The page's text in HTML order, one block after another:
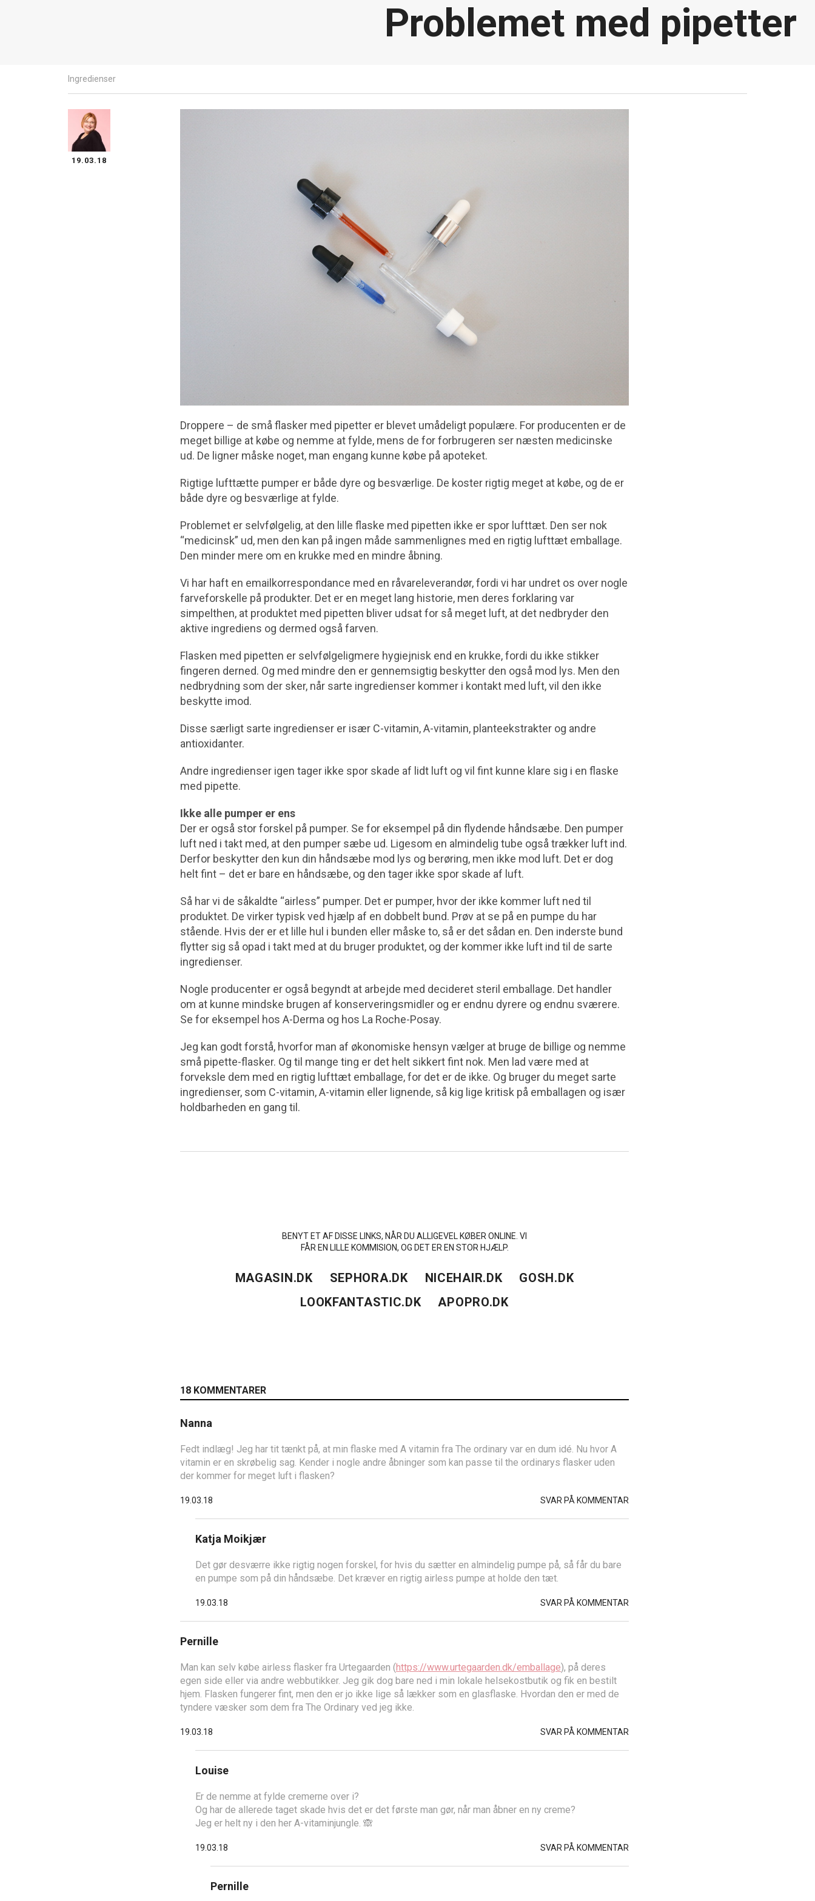
Problemet med pipetter
Ingredienser
19.03.18
Droppere – de små flasker med pipetter er blevet umådeligt populære. For producenten er de
meget billige at købe og nemme at fylde, mens de for forbrugeren ser næsten medicinske
ud. De ligner måske noget, man engang kunne købe på apoteket.
Rigtige lufttætte pumper er både dyre og besværlige. De koster rigtig meget at købe, og de er
både dyre og besværlige at fylde.
Problemet er selvfølgelig, at den lille flaske med pipetten ikke er spor lufttæt. Den ser nok
“medicinsk” ud, men den kan på ingen måde sammenlignes med en rigtig lufttæt emballage.
Den minder mere om en krukke med en mindre åbning.
Vi har haft en emailkorrespondance med en råvareleverandør, fordi vi har undret os over nogle
farveforskelle på produkter. Det er en meget lang historie, men deres forklaring var
simpelthen, at produktet med pipetten bliver udsat for så meget luft, at det nedbryder den
aktive ingrediens og dermed også farven.
Flasken med pipetten er selvfølgeligmere hygiejnisk end en krukke, fordi du ikke stikker
fingeren derned. Og med mindre den er gennemsigtig beskytter den også mod lys. Men den
nedbrydning som der sker, når sarte ingredienser kommer i kontakt med luft, vil den ikke
beskytte imod.
Disse særligt sarte ingredienser er især C-vitamin, A-vitamin, planteekstrakter og andre
antioxidanter.
Andre ingredienser igen tager ikke spor skade af lidt luft og vil fint kunne klare sig i en flaske
med pipette.
Ikke alle pumper er ens
Der er også stor forskel på pumper. Se for eksempel på din flydende håndsæbe. Den pumper
luft ned i takt med, at den pumper sæbe ud. Ligesom en almindelig tube også trækker luft ind.
Derfor beskytter den kun din håndsæbe mod lys og berøring, men ikke mod luft. Det er dog
helt fint – det er bare en håndsæbe, og den tager ikke spor skade af luft.
Så har vi de såkaldte “airless” pumper. Det er pumper, hvor der ikke kommer luft ned til
produktet. De virker typisk ved hjælp af en dobbelt bund. Prøv at se på en pumpe du har
stående. Hvis der er et lille hul i bunden eller måske to, så er det sådan en. Den inderste bund
flytter sig så opad i takt med at du bruger produktet, og der kommer ikke luft ind til de sarte
ingredienser.
Nogle producenter er også begyndt at arbejde med decideret steril emballage. Det handler
om at kunne mindske brugen af konserveringsmidler og er endnu dyrere og endnu sværere.
Se for eksempel hos A-Derma og hos La Roche-Posay.
Jeg kan godt forstå, hvorfor man af økonomiske hensyn vælger at bruge de billige og nemme
små pipette-flasker. Og til mange ting er det helt sikkert fint nok. Men lad være med at
forveksle dem med en rigtig lufttæt emballage, for det er de ikke. Og bruger du meget sarte
ingredienser, som C-vitamin, A-vitamin eller lignende, så kig lige kritisk på emballagen og især
holdbarheden en gang til.
BENYT ET AF DISSE LINKS, NÅR DU ALLIGEVEL KØBER ONLINE. VI
FÅR EN LILLE KOMMISION, OG DET ER EN STOR HJÆLP.
MAGASIN.DK SEPHORA.DK NICEHAIR.DK
GOSH.DK
LOOKFANTASTIC.DK
APOPRO.DK
18 KOMMENTARER
Nanna
Fedt indlæg! Jeg har tit tænkt på, at min flaske med A vitamin fra The ordinary var en dum idé. Nu hvor A
vitamin er en skrøbelig sag. Kender i nogle andre åbninger som kan passe til the ordinarys flasker uden
der kommer for meget luft i flasken?
19.03.18 SVAR PÅ KOMMENTAR
Katja Moikjær
Det gør desværre ikke rigtig nogen forskel, for hvis du sætter en almindelig pumpe på, så får du bare
en pumpe som på din håndsæbe. Det kræver en rigtig airless pumpe at holde den tæt.
19.03.18 SVAR PÅ KOMMENTAR
Pernille
Man kan selv købe airless flasker fra Urtegaarden (https://www.urtegaarden.dk/emballage), på deres
egen side eller via andre webbutikker. Jeg gik dog bare ned i min lokale helsekostbutik og fik en bestilt
hjem. Flasken fungerer fint, men den er jo ikke lige så lækker som en glasflaske. Hvordan den er med de
tyndere væsker som dem fra The Ordinary ved jeg ikke.
19.03.18 SVAR PÅ KOMMENTAR
Louise
Er de nemme at fylde cremerne over i?
Og har de allerede taget skade hvis det er det første man gør, når man åbner en ny creme?
Jeg er helt ny i den her A-vitaminjungle. 🙈
19.03.18 SVAR PÅ KOMMENTAR
Pernille